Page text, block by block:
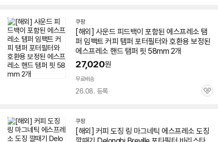
쿠팡
[해외] 사운드 피드백이 포함된 에스프레소 탬
퍼 임팩트 커피 탬퍼 포터필터와 호환용 보정된
에스프레소 핸드 탬퍼 핏 58mm 2개
27,020원
무료배송
26.08. 등록
관
쿠팡
[해외] 커피 도징 링 마그네틱 에스프레소 도징